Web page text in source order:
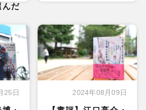
んだ
25日 2024年08月09日